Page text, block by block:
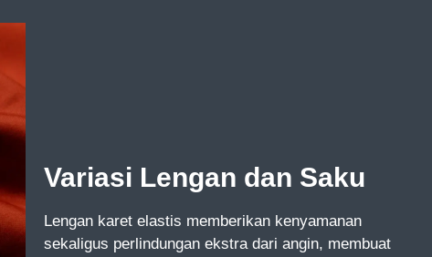
Variasi Lengan dan Saku
Lengan karet elastis memberikan kenyamanan
sekaligus perlindungan ekstra dari angin, membuat